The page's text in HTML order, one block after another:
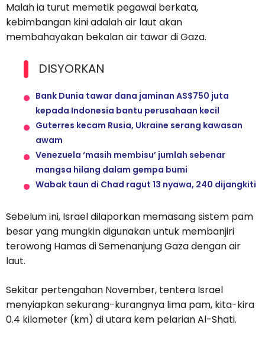
Malah ia turut memetik pegawai berkata,
kebimbangan kini adalah air laut akan
membahayakan bekalan air tawar di Gaza.
DISYORKAN
Bank Dunia tawar dana jaminan AS$750 juta
kepada Indonesia bantu perusahaan kecil
Guterres kecam Rusia, Ukraine serang kawasan
awam
Venezuela ‘masih membisu’ jumlah sebenar
mangsa hilang dalam gempa bumi
Wabak taun di Chad ragut 13 nyawa, 240 dijangkiti
Sebelum ini, Israel dilaporkan memasang sistem pam
besar yang mungkin digunakan untuk membanjiri
terowong Hamas di Semenanjung Gaza dengan air
laut.
Sekitar pertengahan November, tentera Israel
menyiapkan sekurang-kurangnya lima pam, kita-kira
0.4 kilometer (km) di utara kem pelarian Al-Shati.